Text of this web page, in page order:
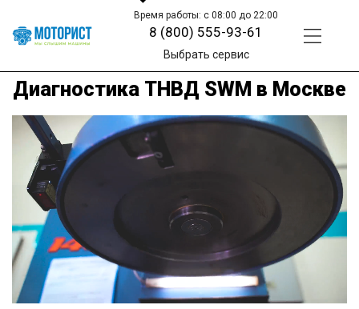
Время работы: с 08:00 до 22:00
8 (800) 555-93-61
Выбрать сервис
Диагностика ТНВД SWM в Москве